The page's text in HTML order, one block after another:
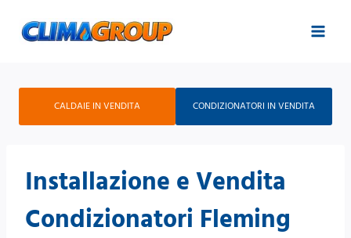
CALDAIE IN VENDITA CONDIZIONATORI IN VENDITA
Installazione e Vendita
Condizionatori Fleming